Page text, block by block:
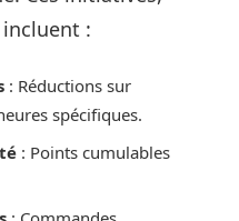
:
: Réductions sur
spécifiques.
: Points cumulables